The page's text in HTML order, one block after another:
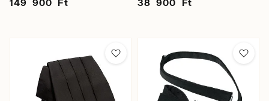
149 900 Ft 38 900 Ft